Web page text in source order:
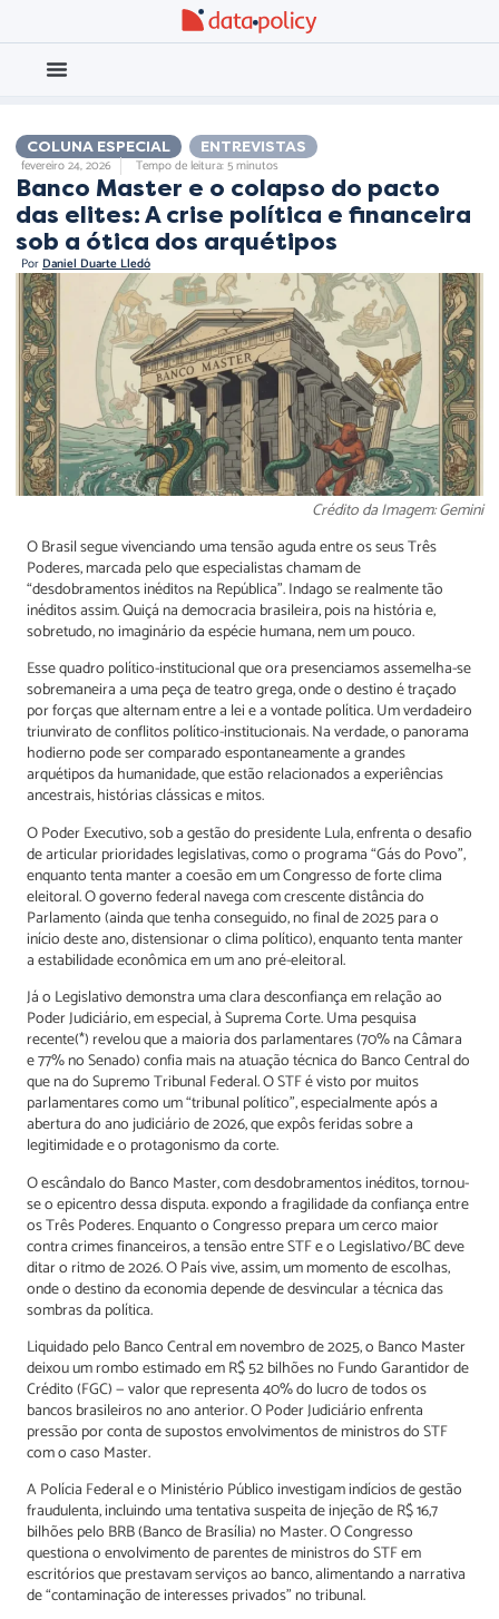
COLUNA ESPECIAL ENTREVISTAS
fevereiro 24, 2026 Tempo de leitura: 5 minutos
Banco Master e o colapso do pacto
das elites: A crise política e financeira
sob a ótica dos arquétipos
PorDaniel Duarte Lledó
Crédito da Imagem: Gemini
O Brasil segue vivenciando uma tensão aguda entre os seus Três
Poderes, marcada pelo que especialistas chamam de
“desdobramentos inéditos na República”. Indago se realmente tão
inéditos assim. Quiçá na democracia brasileira, pois na história e,
sobretudo, no imaginário da espécie humana, nem um pouco.
Esse quadro político-institucional que ora presenciamos assemelha-se
sobremaneira a uma peça de teatro grega, onde o destino é traçado
por forças que alternam entre a lei e a vontade política. Um verdadeiro
triunvirato de conflitos político-institucionais. Na verdade, o panorama
hodierno pode ser comparado espontaneamente a grandes
arquétipos da humanidade, que estão relacionados a experiências
ancestrais, histórias clássicas e mitos.
O Poder Executivo, sob a gestão do presidente Lula, enfrenta o desafio
de articular prioridades legislativas, como o programa “Gás do Povo”,
enquanto tenta manter a coesão em um Congresso de forte clima
eleitoral. O governo federal navega com crescente distância do
Parlamento (ainda que tenha conseguido, no final de 2025 para o
início deste ano, distensionar o clima político), enquanto tenta manter
a estabilidade econômica em um ano pré-eleitoral.
Já o Legislativo demonstra uma clara desconfiança em relação ao
Poder Judiciário, em especial, à Suprema Corte. Uma pesquisa
recente(*) revelou que a maioria dos parlamentares (70% na Câmara
e 77% no Senado) confia mais na atuação técnica do Banco Central do
que na do Supremo Tribunal Federal. O STF é visto por muitos
parlamentares como um “tribunal político”, especialmente após a
abertura do ano judiciário de 2026, que expôs feridas sobre a
legitimidade e o protagonismo da corte.
O escândalo do Banco Master, com desdobramentos inéditos, tornou-
se o epicentro dessa disputa. expondo a fragilidade da confiança entre
os Três Poderes. Enquanto o Congresso prepara um cerco maior
contra crimes financeiros, a tensão entre STF e o Legislativo/BC deve
ditar o ritmo de 2026. O País vive, assim, um momento de escolhas,
onde o destino da economia depende de desvincular a técnica das
sombras da política.
Liquidado pelo Banco Central em novembro de 2025, o Banco Master
deixou um rombo estimado em R$ 52 bilhões no Fundo Garantidor de
Crédito (FGC) — valor que representa 40% do lucro de todos os
bancos brasileiros no ano anterior. O Poder Judiciário enfrenta
pressão por conta de supostos envolvimentos de ministros do STF
com o caso Master.
A Polícia Federal e o Ministério Público investigam indícios de gestão
fraudulenta, incluindo uma tentativa suspeita de injeção de R$ 16,7
bilhões pelo BRB (Banco de Brasília) no Master. O Congresso
questiona o envolvimento de parentes de ministros do STF em
escritórios que prestavam serviços ao banco, alimentando a narrativa
de “contaminação de interesses privados” no tribunal.